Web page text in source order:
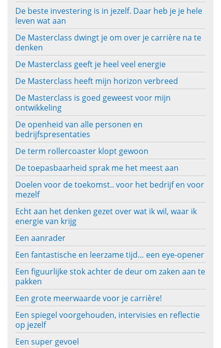
De beste investering is in jezelf. Daar heb je je hele
leven wat aan
De Masterclass dwingt je om over je carrière na te
denken
De Masterclass geeft je heel veel energie
De Masterclass heeft mijn horizon verbreed
De Masterclass is goed geweest voor mijn
ontwikkeling
De openheid van alle personen en
bedrijfspresentaties
De term rollercoaster klopt gewoon
De toepasbaarheid sprak me het meest aan
Doelen voor de toekomst.. voor het bedrijf en voor
mezelf
Echt aan het denken gezet over wat ik wil, waar ik
energie van krijg
Een aanrader
Een fantastische en leerzame tijd… een eye-opener
Een figuurlijke stok achter de deur om zaken aan te
pakken
Een grote meerwaarde voor je carrière!
Een spiegel voorgehouden, intervisies en reflectie
op jezelf
Een super gevoel